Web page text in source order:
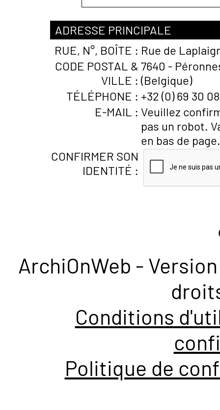
ADRESSE PRINCIPALE
RUE, N°, BOÎTE : Rue de
CODE POSTAL &
VILLE :
7640 -
(Belgique)
TÉLÉPHONE : +32 (0) 69 30
E-MAIL : Veuillez
pas un robot.
en bas de page.
CONFIRMER SON
IDENTITÉ :
ArchiOnWeb -
Conditions
Politique de